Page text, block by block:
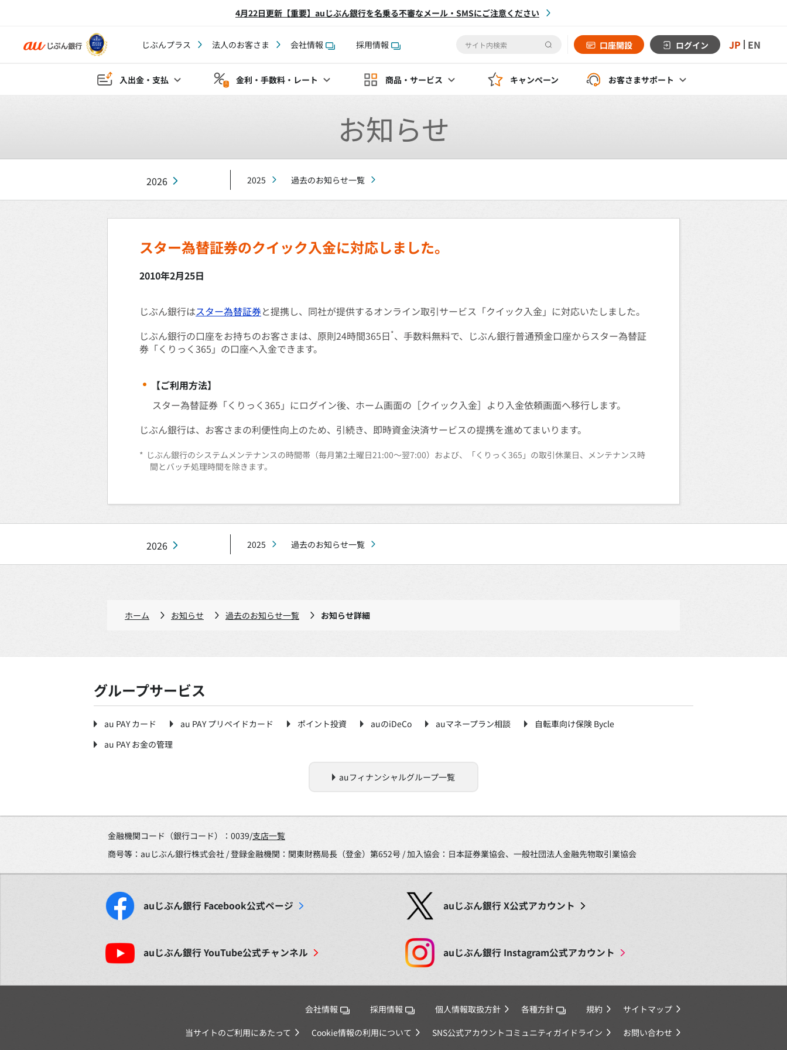
4月22日更新【重要】auじぶん銀行を名乗る不審なメール・SMSにご注意ください
じぶんプラス 法人のお客さま 会社情報 採用情報 口座開設 ログイン JP EN
入出金・支払 金利・手数料・レート 商品・サービス キャンペーン お客さまサポート
お知らせ
2026 2025 過去のお知らせ一覧
スター為替証券のクイック入金に対応しました。
2010年2月25日
じぶん銀行はスター為替証券と提携し、同社が提供するオンライン取引サービス「クイック入金」に対応いたしました。
じぶん銀行の口座をお持ちのお客さまは、原則24時間365日*、手数料無料で、じぶん銀行普通預金口座からスター為替証
券「くりっく365」の口座へ入金できます。
【ご利用方法】
スター為替証券「くりっく365」にログイン後、ホーム画面の［クイック入金］より入金依頼画面へ移行します。
じぶん銀行は、お客さまの利便性向上のため、引続き、即時資金決済サービスの提携を進めてまいります。
* じぶん銀行のシステムメンテナンスの時間帯（毎月第2土曜日21:00〜翌7:00）および、「くりっく365」の取引休業日、メンテナンス時
間とバッチ処理時間を除きます。
2026 2025 過去のお知らせ一覧
ホーム お知らせ 過去のお知らせ一覧 お知らせ詳細
グループサービス
au PAY カード au PAY プリペイドカード ポイント投資 auのiDeCo auマネープラン相談
自転車向け保険 Bycle
au PAY お金の管理
auフィナンシャルグループ一覧
金融機関コード（銀行コード）：0039/支店一覧
商号等：auじぶん銀行株式会社 / 登録金融機関：関東財務局長（登金）第652号 / 加入協会：日本証券業協会、一般社団法人金融先物取引業協会
auじぶん銀行 Facebook公式ページ auじぶん銀行X公式アカウント
auじぶん銀行YouTube公式チャンネル auじぶん銀行 Instagram公式アカウント
会社情報 採用情報 個人情報取扱方針 各種方針 規約
サイトマップ
当サイトのご利用にあたって
Cookie情報の利用について SNS公式アカウントコミュニティガイドライン お問い合わせ